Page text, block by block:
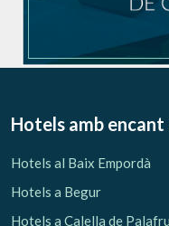
Hotels amb encant
Hotels al Baix Empordà
Hotels a Begur
Hotels a Calella de